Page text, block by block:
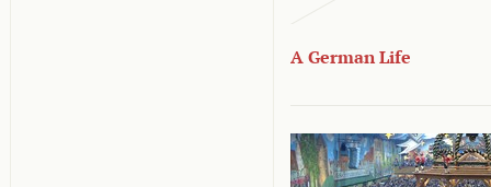
A German Life